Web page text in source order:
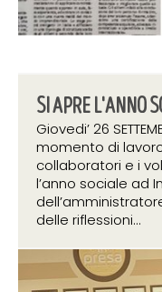
27 settembre 2019
SI APRE L'ANNO
Giovedi’ 26
momento di
collaboratori e i
l’anno sociale ad
delle riflessioni...